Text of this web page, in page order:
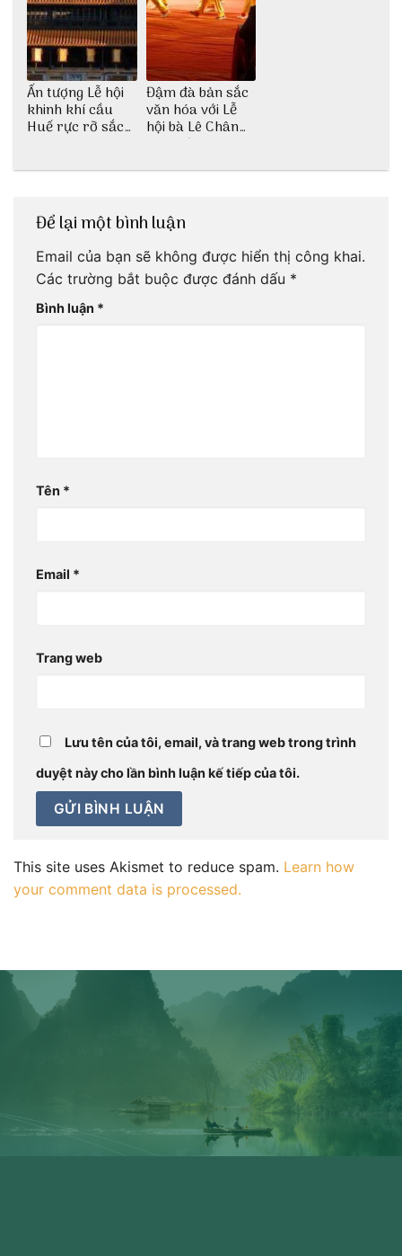
Ấn tượng Lễ hội
khinh khí cầu
Huế rực rỡ sắc
Đậm đà bản sắc
văn hóa với Lễ
hội bà Lê Chân
Hải Phòng
Để lại một bình luận
Email của bạn sẽ không được hiển thị công khai.
Các trường bắt buộc được đánh dấu *
Bình luận *
Tên *
Email *
Trang web
Lưu tên của tôi, email, và trang web trong trình
duyệt này cho lần bình luận kế tiếp của tôi.
This site uses Akismet to reduce spam. Learn how
your comment data is processed.